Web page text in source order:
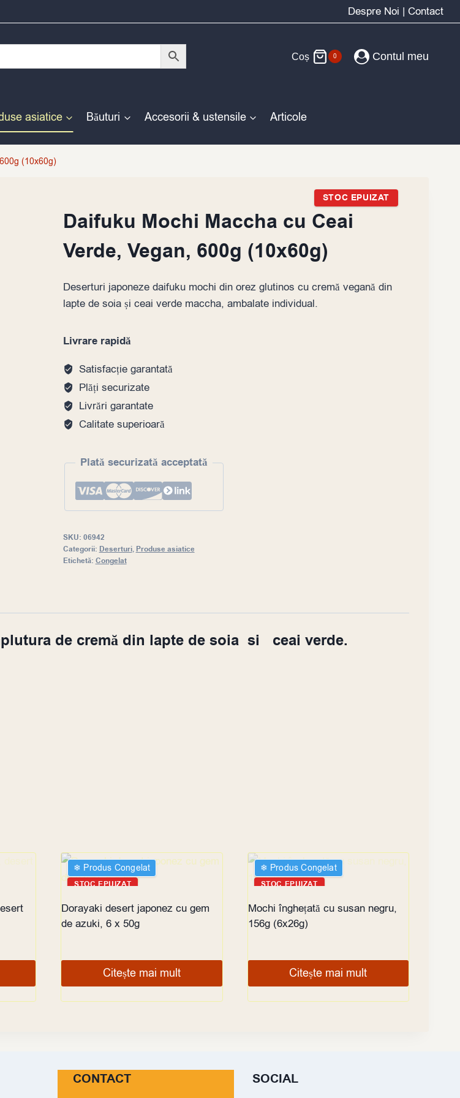
Despre Noi | Contact
Coș 0 Contul meu
asiatice Băuturi Accesorii & ustensile Articole
(10x60g)
STOC EPUIZAT
Daifuku Mochi Maccha cu Ceai
Verde, Vegan, 600g (10x60g)
Deserturi japoneze daifuku mochi din orez glutinos cu cremă vegană din
lapte de soia și ceai verde maccha, ambalate individual.
Livrare rapidă
Satisfacție garantată
Plăți securizate
Livrări garantate
Calitate superioară
Plată securizată acceptată
SKU: 06942
Categorii:Deserturi,Produse asiatice
Etichetă:Congelat
de cremă din lapte de soia si ceai verde.
❄︎ Produs Congelat
STOC EPUIZAT
Dorayaki desert japonez cu gem
de azuki, 6 x 50g
Citește mai mult
❄︎ Produs Congelat
STOC EPUIZAT
Mochi înghețată cu susan negru,
156g (6x26g)
Citește mai mult
CONTACT SOCIAL